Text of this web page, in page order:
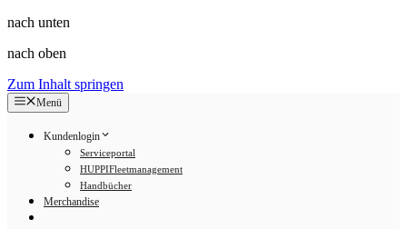
nach unten
nach oben
Zum Inhalt springen
Menü
Kundenlogin
Serviceportal
HUPPIFleetmanagement
Handbücher
Merchandise